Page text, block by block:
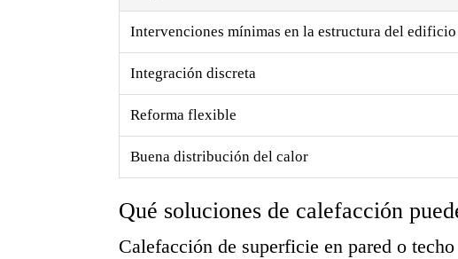
Intervenciones mínimas en la estructura del edificio
Integración discreta
Reforma flexible
Buena distribución del calor
Qué soluciones de calefacción
Calefacción de superficie en pared o techo